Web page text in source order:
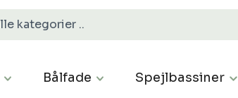
Bålfade Spejlbassiner